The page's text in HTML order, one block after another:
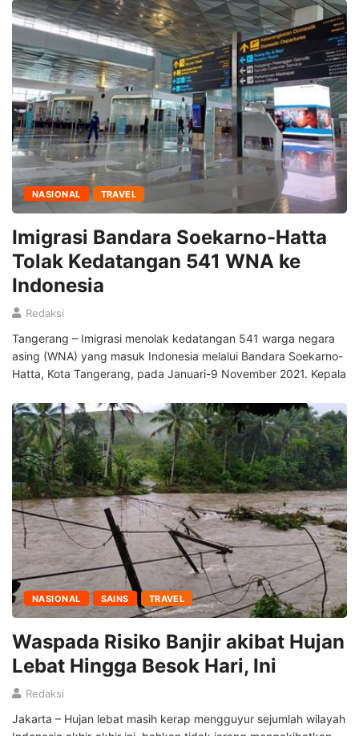
NASIONAL TRAVEL
Imigrasi Bandara Soekarno-Hatta
Tolak Kedatangan 541 WNA ke
Indonesia
Redaksi
Tangerang – Imigrasi menolak kedatangan 541 warga negara
asing (WNA) yang masuk Indonesia melalui Bandara Soekarno-
Hatta, Kota Tangerang, pada Januari-9 November 2021. Kepala
NASIONAL SAINS TRAVEL
Waspada Risiko Banjir akibat Hujan
Lebat Hingga Besok Hari, Ini
Redaksi
Jakarta – Hujan lebat masih kerap mengguyur sejumlah wilayah